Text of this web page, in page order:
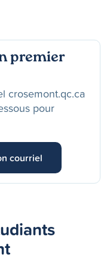
premier
crosemont.qc.ca
pour
courriel